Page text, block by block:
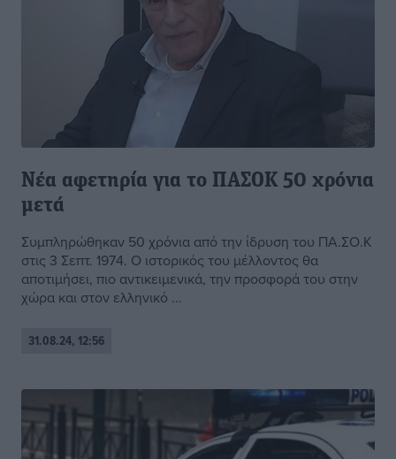
Νέα αφετηρία για το ΠΑΣΟΚ 50 χρόνια
μετά
Συμπληρώθηκαν 50 χρόνια από την ίδρυση του ΠΑ.ΣΟ.Κ
στις 3 Σεπτ. 1974. Ο ιστορικός του μέλλοντος θα
αποτιμήσει, πιο αντικειμενικά, την προσφορά του στην
χώρα και στον ελληνικό ...
31.08.24, 12:56